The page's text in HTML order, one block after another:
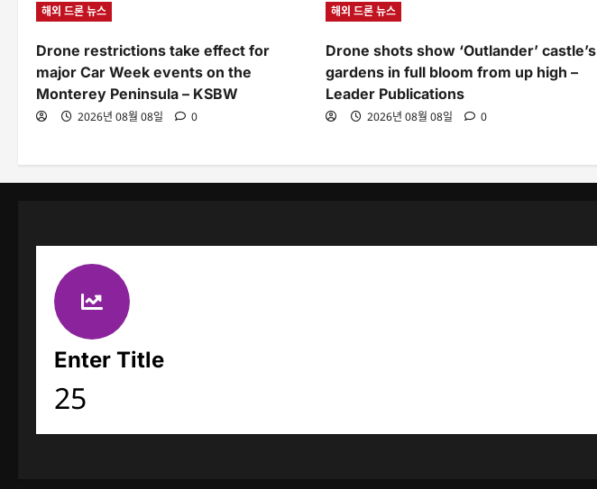
해외 드론 뉴스
Drone restrictions take effect for
major Car Week events on the
Monterey Peninsula – KSBW
2026년 08월 08일 0
해외 드론 뉴스
Drone shots show ‘Outlander’ castle’s
gardens in full bloom from up high –
Leader Publications
2026년 08월 08일 0
Enter Title
25